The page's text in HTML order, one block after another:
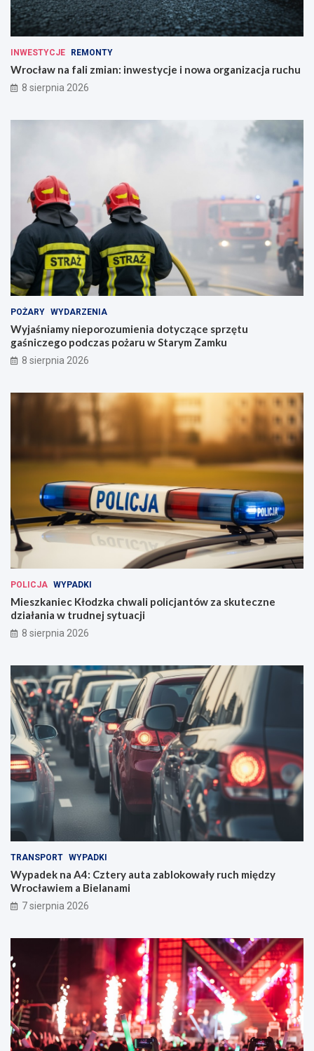
INWESTYCJE REMONTY
Wrocław na fali zmian: inwestycje i nowa organizacja ruchu
8 sierpnia 2026
POŻARY WYDARZENIA
Wyjaśniamy nieporozumienia dotyczące sprzętu
gaśniczego podczas pożaru w Starym Zamku
8 sierpnia 2026
POLICJA WYPADKI
Mieszkaniec Kłodzka chwali policjantów za skuteczne
działania w trudnej sytuacji
8 sierpnia 2026
TRANSPORT WYPADKI
Wypadek na A4: Cztery auta zablokowały ruch między
Wrocławiem a Bielanami
7 sierpnia 2026